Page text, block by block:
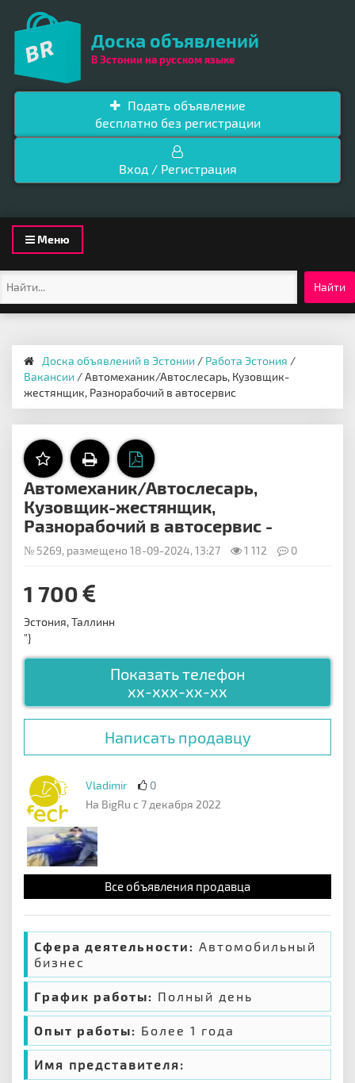
Доска объявлений
В Эстонии на русском языке
Подать объявление
бесплатно без регистрации
Вход / Регистрация
Toggle
navigation
Меню
Найти
Доска объявлений в Эстонии / Работа Эстония /
Вакансии / Автомеханик/Автослесарь, Кузовщик-
жестянщик, Разнорабочий в автосервис
Автомеханик/Автослесарь,
Кузовщик-жестянщик,
Разнорабочий в автосервис -
№ 5269, размещено 18-09-2024, 13:27 1 112 0
1 700
Эстония, Таллинн
"}
Показать телефон
xx-xxx-xx-xx
Написать продавцу
Vladimir
0
На BigRu с 7 декабря 2022
Все объявления продавца
Сфера деятельности: Автомобильный
бизнес
График работы: Полный день
Опыт работы: Более 1 года
Имя представителя: